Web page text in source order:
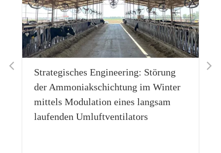
Strategisches Engineering: Störung
der Ammoniakschichtung im Winter
mittels Modulation eines langsam
laufenden Umluftventilators